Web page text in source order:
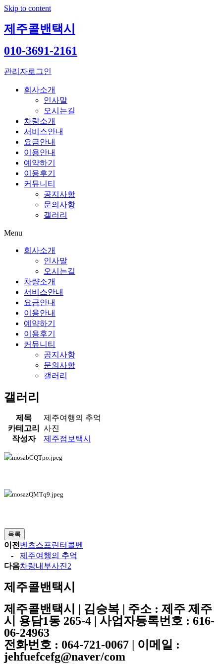
Skip to content
제주콜밴택시
010-3691-2161
관리자로그인
회사소개
인사말
오시는길
차량소개
서비스안내
요금안내
이용안내
예약하기
이용후기
커뮤니티
공지사항
문의사항
갤러리
Menu
회사소개
인사말
오시는길
차량소개
서비스안내
요금안내
이용안내
예약하기
이용후기
커뮤니티
공지사항
문의사항
갤러리
갤러리
제목
제주여행의 추억
카테고리
사진
작성자
제주점보택시
목록
이전 벤츠스프린터콜벤
-
제주여행의 추억
다음차량내부사진2
제주콜밴택시
제주콜밴택시 | 김승복 | 주소 : 제주 제주
시 용담1동 265-4 | 사업자등록번호 : 616-
06-24963
전화번호 : 064-721-0067 | 이메일 :
jehfuefcefg@naver/com